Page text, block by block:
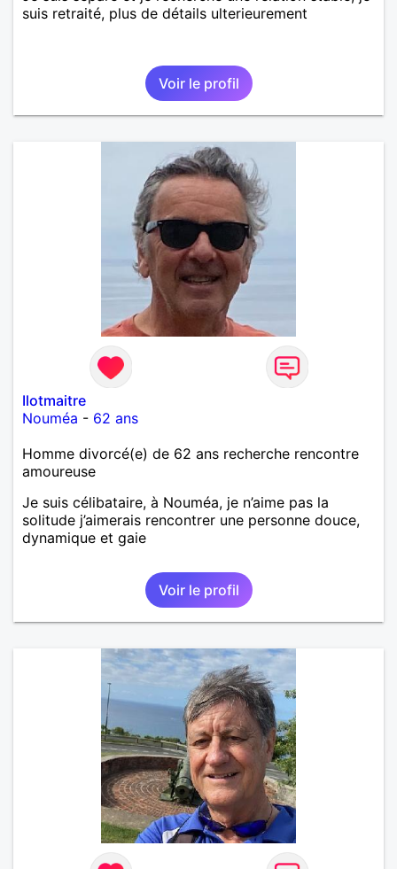
suis retraité, plus de détails ulterieurement
Voir le profil
Ilotmaitre
Nouméa - 62 ans
Homme divorcé(e) de 62 ans recherche rencontre
amoureuse
Je suis célibataire, à Nouméa, je n’aime pas la
solitude j’aimerais rencontrer une personne douce,
dynamique et gaie
Voir le profil